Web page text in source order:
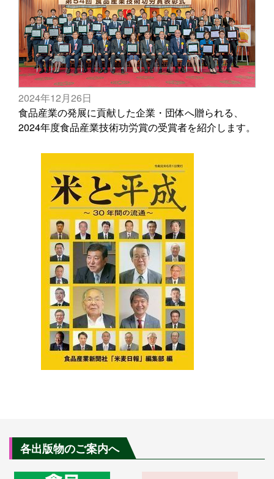
2024年12月26日
食品産業の発展に貢献した企業・団体へ贈られる、
2024年度食品産業技術功労賞の受賞者を紹介します。
各出版物のご案内へ